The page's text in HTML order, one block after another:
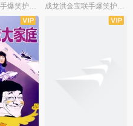
成龙洪金宝联手爆笑护美女 成龙洪金宝联手爆笑护美女